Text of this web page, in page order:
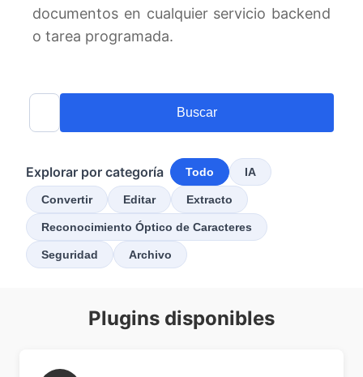
documentos en cualquier servicio backend
o tarea programada.
Buscar
Explorar por categoría Todo IA
Convertir Editar Extracto
Reconocimiento Óptico de Caracteres
Seguridad Archivo
Plugins disponibles